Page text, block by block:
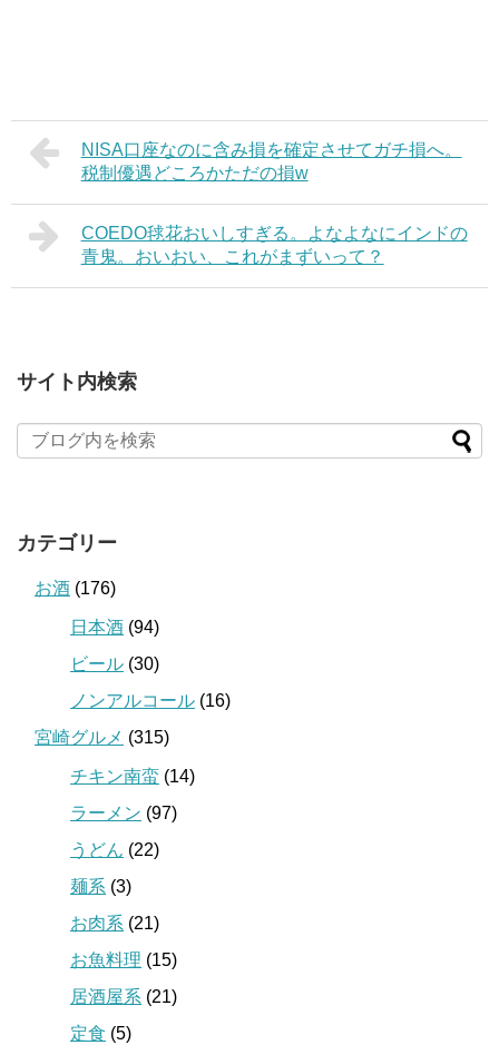
NISA口座なのに含み損を確定させてガチ損へ。
税制優遇どころかただの損w
COEDO毬花おいしすぎる。よなよなにインドの
青鬼。おいおい、これがまずいって？
サイト内検索
カテゴリー
お酒 (176)
日本酒 (94)
ビール (30)
ノンアルコール (16)
宮崎グルメ (315)
チキン南蛮 (14)
ラーメン (97)
うどん (22)
麺系 (3)
お肉系 (21)
お魚料理 (15)
居酒屋系 (21)
定食 (5)